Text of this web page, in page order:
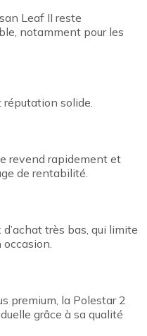
Leaf II reste
notamment pour les
solide.
revend rapidement et
de rentabilité.
très bas, qui limite
premium, la Polestar 2
grâce à sa qualité